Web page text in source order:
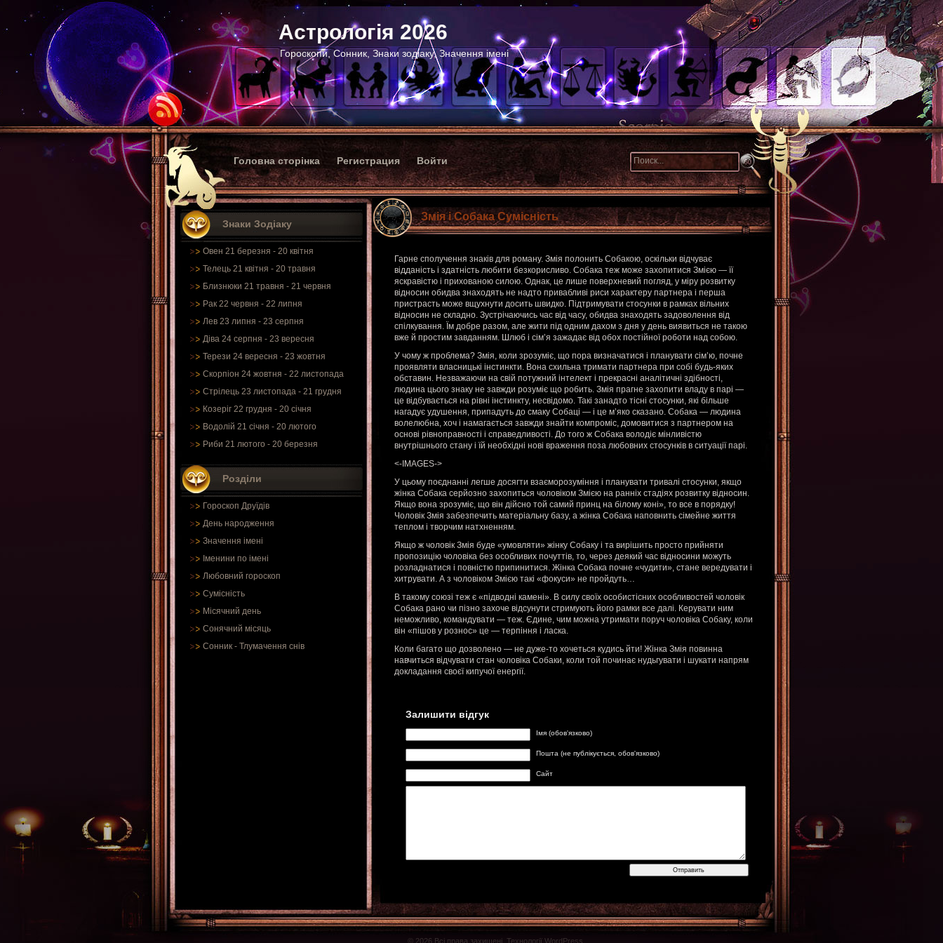
Астрологія 2026
Гороскопи, Сонник, Знаки зодіаку, Значення імені
Головна сторінка Регистрация Войти
Знаки Зодіаку
Овен 21 березня - 20 квітня
Телець 21 квітня - 20 травня
Близнюки 21 травня - 21 червня
Рак 22 червня - 22 липня
Лев 23 липня - 23 серпня
Діва 24 серпня - 23 вересня
Терези 24 вересня - 23 жовтня
Скорпіон 24 жовтня - 22 листопада
Стрілець 23 листопада - 21 грудня
Козеріг 22 грудня - 20 січня
Водолій 21 січня - 20 лютого
Риби 21 лютого - 20 березня
Розділи
Гороскоп Друїдів
День народження
Значення імені
Іменини по імені
Любовний гороскоп
Сумісність
Місячний день
Сонячний місяць
Сонник - Тлумачення снів
Змія і Собака Сумісність
Гарне сполучення знаків для роману. Змія полонить Собакою, оскільки відчуває
відданість і здатність любити безкорисливо. Собака теж може захопитися Змією — її
яскравістю і прихованою силою. Однак, це лише поверхневий погляд, у міру розвитку
відносин обидва знаходять не надто привабливі риси характеру партнера і перша
пристрасть може вщухнути досить швидко. Підтримувати стосунки в рамках вільних
відносин не складно. Зустрічаючись час від часу, обидва знаходять задоволення від
спілкування. Їм добре разом, але жити під одним дахом з дня у день виявиться не такою
вже й простим завданням. Шлюб і сім’я зажадає від обох постійної роботи над собою.
У чому ж проблема? Змія, коли зрозуміє, що пора визначатися і планувати сім’ю, почне
проявляти власницькі інстинкти. Вона схильна тримати партнера при собі будь-яких
обставин. Незважаючи на свій потужний інтелект і прекрасні аналітичні здібності,
людина цього знаку не завжди розуміє що робить. Змія прагне захопити владу в парі —
це відбувається на рівні інстинкту, несвідомо. Такі занадто тісні стосунки, які більше
нагадує удушення, припадуть до смаку Собаці — і це м’яко сказано. Собака — людина
волелюбна, хоч і намагається завжди знайти компроміс, домовитися з партнером на
основі рівноправності і справедливості. До того ж Собака володіє мінливістю
внутрішнього стану і їй необхідні нові враження поза любовних стосунків в ситуації парі.
<-IMAGES->
У цьому поєднанні легше досягти взаєморозуміння і планувати тривалі стосунки, якщо
жінка Собака серйозно захопиться чоловіком Змією на ранніх стадіях розвитку відносин.
Якщо вона зрозуміє, що він дійсно той самий принц на білому коні», то все в порядку!
Чоловік Змія забезпечить матеріальну базу, а жінка Собака наповнить сімейне життя
теплом і творчим натхненням.
Якщо ж чоловік Змія буде «умовляти» жінку Собаку і та вирішить просто прийняти
пропозицію чоловіка без особливих почуттів, то, через деякий час відносини можуть
розладнатися і повністю припинитися. Жінка Собака почне «чудити», стане вередувати і
хитрувати. А з чоловіком Змією такі «фокуси» не пройдуть…
В такому союзі теж є «підводні камені». В силу своїх особистісних особливостей чоловік
Собака рано чи пізно захоче відсунути стримують його рамки все далі. Керувати ним
неможливо, командувати — теж. Єдине, чим можна утримати поруч чоловіка Собаку, коли
він «пішов у рознос» це — терпіння і ласка.
Коли багато що дозволено — не дуже-то хочеться кудись йти! Жінка Змія повинна
навчиться відчувати стан чоловіка Собаки, коли той починає нудьгувати і шукати напрям
докладання своєї кипучої енергії.
Залишити відгук
Імя (обов'язково)
Пошта (не публікується, обов'язково)
Сайт
© 2026 Всі права захищені. Технології WordPress.